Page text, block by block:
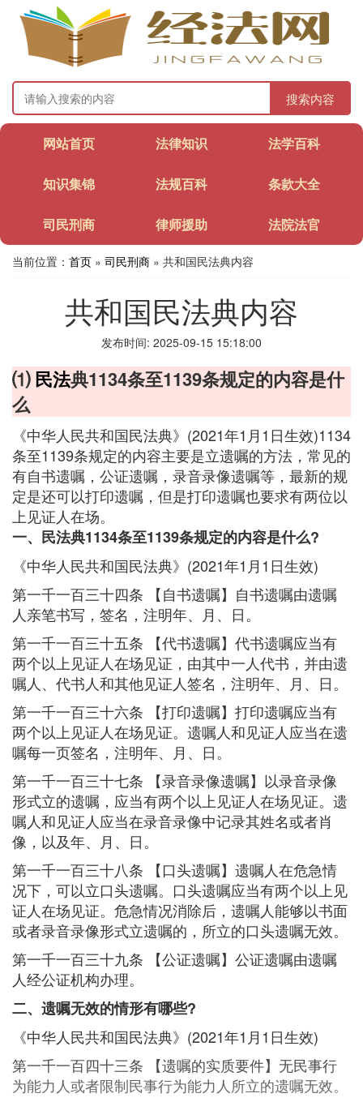
搜索内容
网站首页 法律知识 法学百科
知识集锦 法规百科 条款大全
司民刑商 律师援助 法院法官
当前位置： 首页 » 司民刑商 » 共和国民法典内容
共和国民法典内容
发布时间: 2025-09-15 15:18:00
⑴民法典1134条至1139条规定的内容是什
么
《中华人民共和国民法典》(2021年1月1日生效)1134
条至1139条规定的内容主要是立遗嘱的方法，常见的
有自书遗嘱，公证遗嘱，录音录像遗嘱等，最新的规
定是还可以打印遗嘱，但是打印遗嘱也要求有两位以
上见证人在场。
一、民法典1134条至1139条规定的内容是什么?
《中华人民共和国民法典》(2021年1月1日生效)
第一千一百三十四条 【自书遗嘱】自书遗嘱由遗嘱
人亲笔书写，签名，注明年、月、日。
第一千一百三十五条 【代书遗嘱】代书遗嘱应当有
两个以上见证人在场见证，由其中一人代书，并由遗
嘱人、代书人和其他见证人签名，注明年、月、日。
第一千一百三十六条 【打印遗嘱】打印遗嘱应当有
两个以上见证人在场见证。遗嘱人和见证人应当在遗
嘱每一页签名，注明年、月、日。
第一千一百三十七条 【录音录像遗嘱】以录音录像
形式立的遗嘱，应当有两个以上见证人在场见证。遗
嘱人和见证人应当在录音录像中记录其姓名或者肖
像，以及年、月、日。
第一千一百三十八条 【口头遗嘱】遗嘱人在危急情
况下，可以立口头遗嘱。口头遗嘱应当有两个以上见
证人在场见证。危急情况消除后，遗嘱人能够以书面
或者录音录像形式立遗嘱的，所立的口头遗嘱无效。
第一千一百三十九条 【公证遗嘱】公证遗嘱由遗嘱
人经公证机构办理。
二、遗嘱无效的情形有哪些?
《中华人民共和国民法典》(2021年1月1日生效)
第一千一百四十三条 【遗嘱的实质要件】无民事行
为能力人或者限制民事行为能力人所立的遗嘱无效。